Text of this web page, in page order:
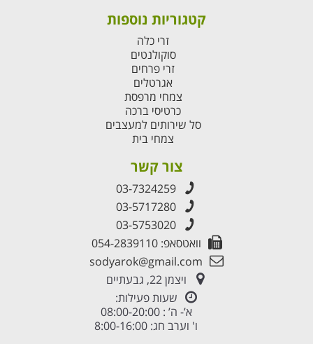
קטגוריות נוספות
זרי כלה
סוקולנטים
זרי פרחים
אגרטלים
צמחי מרפסת
כרטיסי ברכה
סל שירותים למעצבים
צמחי בית
צור קשר
03-7324259
03-5717280
03-5753020
וואטסאפ: 054-2839110
sodyarok@gmail.com
ויצמן 22, גבעתיים
שעות פעילות:
א’- ה’ : 08:00-20:00
ו' וערב חג: 8:00-16:00